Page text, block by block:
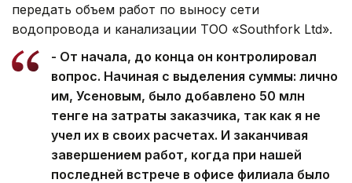
передать объем работ по выносу сети
водопровода и канализации ТОО «Southfork Ltd».
- От начала, до конца он контролировал
вопрос. Начиная с выделения суммы: лично
им, Усеновым, было добавлено 50 млн
тенге на затраты заказчика, так как я не
учел их в своих расчетах. И заканчивая
завершением работ, когда при нашей
последней встрече в офисе филиала было